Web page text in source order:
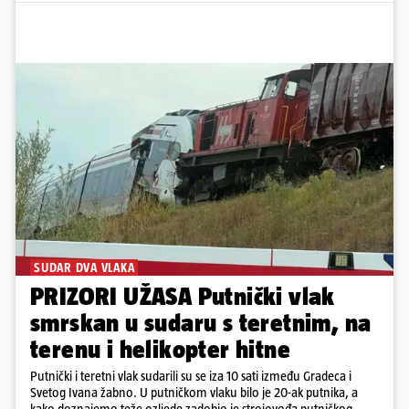
SUDAR DVA VLAKA
PRIZORI UŽASA Putnički vlak
smrskan u sudaru s teretnim, na
terenu i helikopter hitne
Putnički i teretni vlak sudarili su se iza 10 sati između Gradeca i
Svetog Ivana žabno. U putničkom vlaku bilo je 20-ak putnika, a